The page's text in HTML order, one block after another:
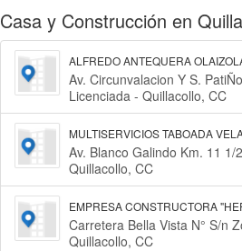
Casa y Construcción en
ALFREDO ANTEQUERA
Av. Circunvalacion Y S.
Licenciada - Quillacollo, CC
MULTISERVICIOS TABOADA
Av. Blanco Galindo Km. 11 1/
Quillacollo, CC
EMPRESA CONSTRUCTORA
Carretera Bella Vista N° S/n
Quillacollo, CC